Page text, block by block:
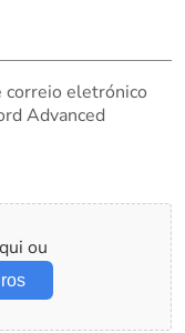
correio eletrónico
Advanced
ou